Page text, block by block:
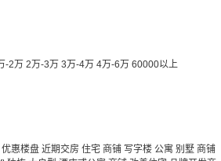
-2万 2万-3万 3万-4万 4万-6万 60000以上
优惠楼盘 近期交房 住宅 商铺 写字楼 公寓 别墅 商铺